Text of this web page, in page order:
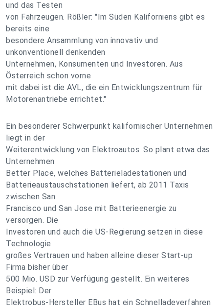
und das Testen
von Fahrzeugen. Rößler: "Im Süden Kaliforniens gibt es
bereits eine
besondere Ansammlung von innovativ und
unkonventionell denkenden
Unternehmen, Konsumenten und Investoren. Aus
Österreich schon vorne
mit dabei ist die AVL, die ein Entwicklungszentrum für
Motorenantriebe errichtet."
Ein besonderer Schwerpunkt kalifornischer Unternehmen
liegt in der
Weiterentwicklung von Elektroautos. So plant etwa das
Unternehmen
Better Place, welches Batterieladestationen und
Batterieaustauschstationen liefert, ab 2011 Taxis
zwischen San
Francisco und San Jose mit Batterieenergie zu
versorgen. Die
Investoren und auch die US-Regierung setzen in diese
Technologie
großes Vertrauen und haben alleine dieser Start-up
Firma bisher über
500 Mio. USD zur Verfügung gestellt. Ein weiteres
Beispiel: Der
Elektrobus-Hersteller EBus hat ein Schnelladeverfahren